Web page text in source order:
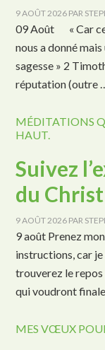
9 AOÛT 2026 PAR
09 Août « Car ce
nous a donné
sagesse » 2
réputation (outre
MÉDITATIONS
HAUT.
Suivez
du Christ
9 AOÛT 2026 PAR
9 août Prenez
instructions, car
trouverez le
qui voudront
MES VŒUX